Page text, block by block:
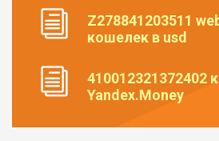
Z278841203511
кошелек в usd
410012321372402
Yandex.Money